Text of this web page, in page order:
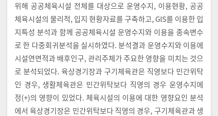
위해 공공체육시설 전체를 대상으로 운영수지, 이용현황, 공공
체육시설의 물리적, 입지 현황자료를 구축하고, GIS를 이용한 입
지특성 분석과 함께 공공체육시설 운영수지와 이용을 종속변수
로 한 다중회귀분석을 실시하였다. 분석결과 운영수지와 이용에
시설연면적과 배후인구, 관리주체가 주요한 영향을 미치는 것으
로 분석되었다. 육상경기장과 구기체육관은 직영보다 민간위탁
인 경우, 생활체육관은 민간위탁보다 직영의 경우 운영수지에
정(+)의 영향이 있었다. 체육시설의 이용에 대한 영향요인 분석
에서 육상경기장은 민간위탁보다 직영의 경우, 구기체육관과 생